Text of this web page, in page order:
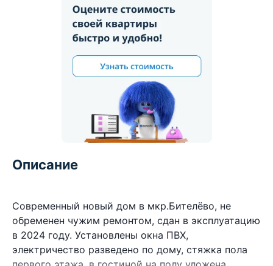
Описание
Современный новый дом в мкр.Бителёво, не
обременен чужим ремонтом, сдан в эксплуатацию
в 2024 году. Установлены окна ПВХ,
электричество разведено по дому, стяжка пола